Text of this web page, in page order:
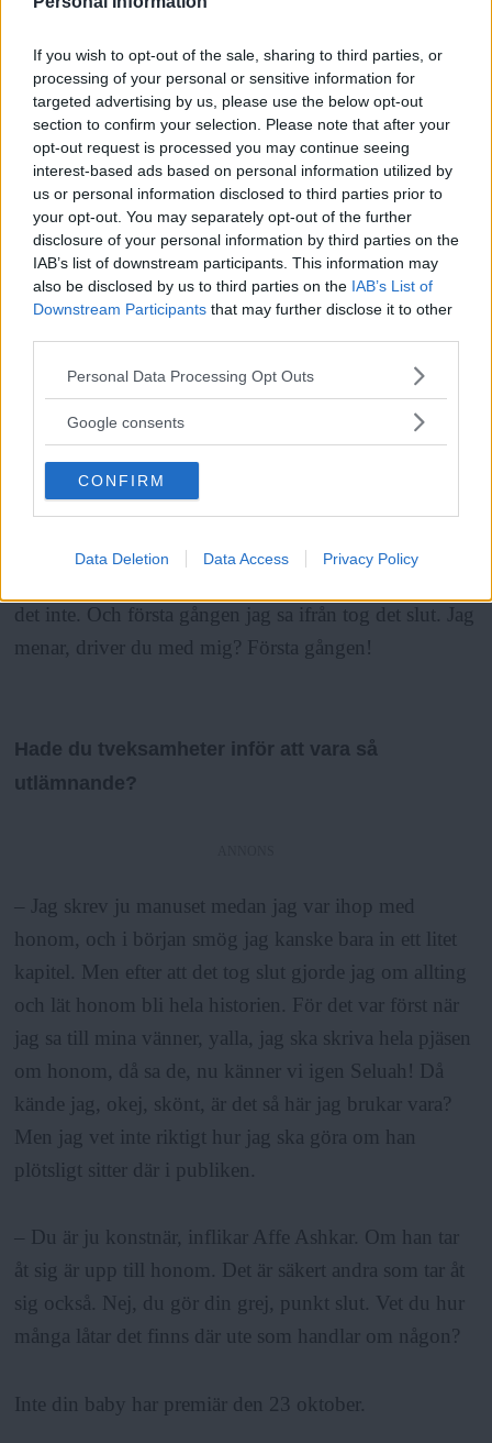
If you wish to opt-out of the sale, sharing to third parties, or
processing of your personal or sensitive information for
targeted advertising by us, please use the below opt-out
section to confirm your selection. Please note that after your
opt-out request is processed you may continue seeing
interest-based ads based on personal information utilized by
us or personal information disclosed to third parties prior to
your opt-out. You may separately opt-out of the further
disclosure of your personal information by third parties on the
IAB’s list of downstream participants. This information may
also be disclosed by us to third parties on the IAB’s List of
Downstream Participants that may further disclose it to other
Please note that this website/app uses one or more Google
not limited to your visit or usage behaviour. You may click to
use your data for below specified purposes in below Google
consent section.
Personal Data Processing Opt Outs
Google consents
CONFIRM
Data Deletion Data Access Privacy Policy
Läs Frias efterträdare!
Syreär Sveriges enda gröna dagstidning som
finns både digitalt och i tryck.
ANNONS
– Jag blev ju så förälskad i honom, och förälskelse är
det största giftet. Jag såg bara ett glitter framför honom,
och jag ursäktade allting.
Nabils svartsjuka och misstänksamhet förvandlar
Seluah från en tjej med tydliga krav på relationer till en
vaksam och orolig person som anpassar sig efter
pojkvännens nycker. Hon är besviken över att han så
sällan ställer frågor till henne, men så kallar han henne
”min panda” och är idel glitter igen.
– De här personerna som manipulerar är väldigt
charmiga, hela poängen är också att de får en att tvivla
på sig själv, ”om jag bara är snällare”. Men jag märkte
det inte. Och första gången jag sa ifrån tog det slut. Jag
menar, driver du med mig? Första gången!
Hade du tveksamheter inför att vara så
utlämnande?
– Jag skrev ju manuset medan jag var ihop med
honom, och i början smög jag kanske bara in ett litet
kapitel. Men efter att det tog slut gjorde jag om allting
och lät honom bli hela historien. För det var först när
jag sa till mina vänner, yalla, jag ska skriva hela pjäsen
om honom, då sa de, nu känner vi igen Seluah! Då
kände jag, okej, skönt, är det så här jag brukar vara?
Men jag vet inte riktigt hur jag ska göra om han
plötsligt sitter där i publiken.
– Du är ju konstnär, inflikar Affe Ashkar. Om han tar
åt sig är upp till honom. Det är säkert andra som tar åt
sig också. Nej, du gör din grej, punkt slut. Vet du hur
många låtar det finns där ute som handlar om någon?
Inte din baby har premiär den 23 oktober.